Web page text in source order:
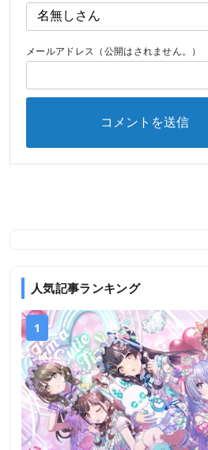
メールアドレス（公開はされません。）
人気記事ランキング
1